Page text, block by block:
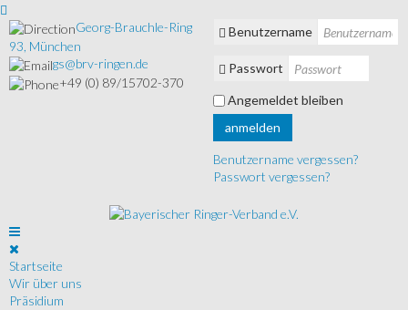
Georg-Brauchle-Ring
93, München
gs@brv-ringen.de
+49 (0) 89/15702-370
Benutzername
Passwort
Angemeldet bleiben
anmelden
Benutzername vergessen?
Passwort vergessen?
Startseite
Wir über uns
Präsidium